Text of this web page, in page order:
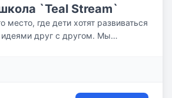
`Teal Stream`
место, где дети хотят развиваться
идеями друг с другом. Мы
которой развивается